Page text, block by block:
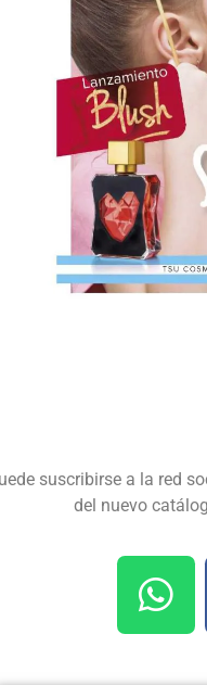
suscribirse a la red
del nuevo